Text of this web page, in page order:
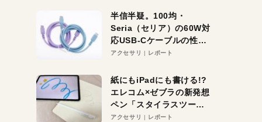
半信半疑。100均・
Seria（セリア）の60W対
応USB-Cケーブルの性能
を検証。超コスパの1本を
アクセサリ レポート
紙にもiPadにも書ける!?
エレコム×ゼブラの新発想
ペン「スタイラスツーウ
ェイ」レビュー。持ち替
アクセサリ レポート